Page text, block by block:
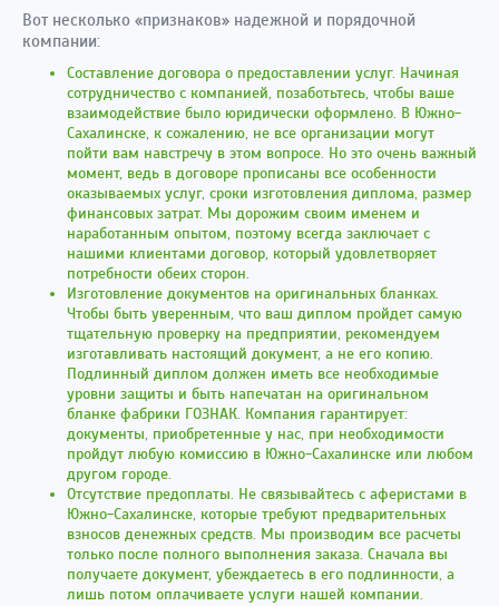
Вот несколько «признаков» надежной и порядочной
компании:
Составление договора о предоставлении услуг. Начиная
сотрудничество с компанией, позаботьтесь, чтобы ваше
взаимодействие было юридически оформлено. В Южно-
Сахалинске, к сожалению, не все организации могут
пойти вам навстречу в этом вопросе. Но это очень важный
момент, ведь в договоре прописаны все особенности
оказываемых услуг, сроки изготовления диплома, размер
финансовых затрат. Мы дорожим своим именем и
наработанным опытом, поэтому всегда заключает с
нашими клиентами договор, который удовлетворяет
потребности обеих сторон.
Изготовление документов на оригинальных бланках.
Чтобы быть уверенным, что ваш диплом пройдет самую
тщательную проверку на предприятии, рекомендуем
изготавливать настоящий документ, а не его копию.
Подлинный диплом должен иметь все необходимые
уровни защиты и быть напечатан на оригинальном
бланке фабрики ГОЗНАК. Компания гарантирует:
документы, приобретенные у нас, при необходимости
пройдут любую комиссию в Южно-Сахалинске или любом
другом городе.
Отсутствие предоплаты. Не связывайтесь с аферистами в
Южно-Сахалинске, которые требуют предварительных
взносов денежных средств. Мы производим все расчеты
только после полного выполнения заказа. Сначала вы
получаете документ, убеждаетесь в его подлинности, а
лишь потом оплачиваете услуги нашей компании.